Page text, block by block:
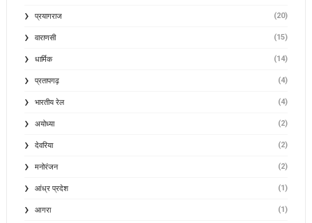
प्रयागराज (20)
वाराणसी (15)
धार्मिक (14)
प्रतापगढ़ (4)
भारतीय रेल (4)
अयोध्या (2)
देवरिया (2)
मनोरंजन (2)
आंध्र प्रदेश (1)
आगरा (1)